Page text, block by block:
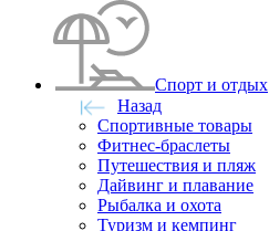
Спорт и отдых
Назад
Спортивные товары
Фитнес-браслеты
Путешествия и пляж
Дайвинг и плавание
Рыбалка и охота
Туризм и кемпинг